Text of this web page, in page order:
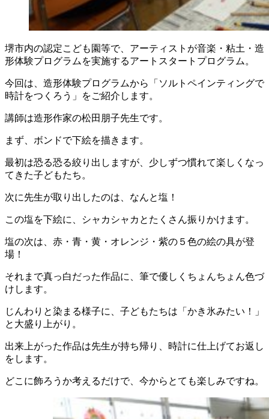
堺市内の認定こども園等で、アーティストが音楽・粘土・造
形体験プログラムを実施するアートスタートプログラム。
今回は、造形体験プログラムから「ソルトペインティングで
時計をつくろう」をご紹介します。
講師は造形作家の松田朋子先生です。
まず、ボンドで下絵を描きます。
最初は恐る恐る絞り出しますが、少しずつ慣れて楽しくなっ
てきた子どもたち。
次に先生が取り出したのは、なんと塩！
この塩を下絵に、シャカシャカとたくさん振りかけます。
塩の次は、赤・青・黄・オレンジ・紫の５色の絵の具が登
場！
それまで真っ白だった作品に、筆で優しくちょんちょん色づ
けします。
じんわりと染まる様子に、子どもたちは「かき氷みたい！」
と大盛り上がり。
出来上がった作品は先生が持ち帰り、時計に仕上げてお返し
をします。
どこに飾ろうか考えるだけで、今からとても楽しみですね。